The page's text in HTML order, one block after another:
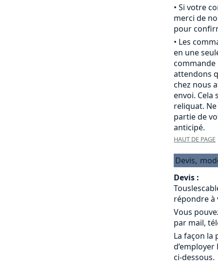
• Si votre
merci de
pour
• Les
en une
attendons
chez nous
envoi. Cela
reliquat.
partie de
anticipé.
HAUT DE PAGE
Devis,
Devis :
répondre à
Vous
par mail,
La façon la
ci-dessous.